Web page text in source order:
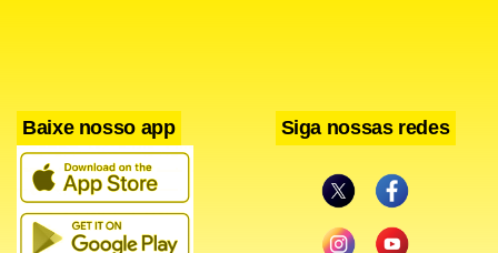
Baixe nosso app Siga nossas redes